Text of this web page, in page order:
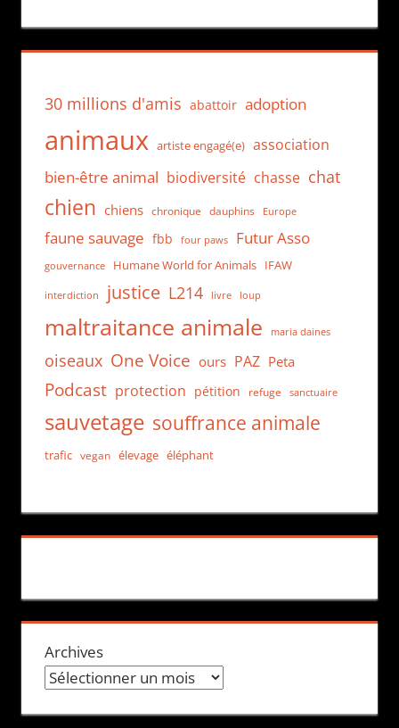
30 millions d'amis abattoir adoption
animaux artiste engagé(e) association
bien-être animal biodiversité chasse chat
chien chiens chronique dauphins Europe
faune sauvage fbb four paws Futur Asso
gouvernance Humane World for Animals IFAW
interdiction justice L214 livre loup
maltraitance animale maria daines
oiseaux One Voice ours PAZ Peta
Podcast protection pétition refuge sanctuaire
sauvetage souffrance animale
trafic vegan élevage éléphant
Archives